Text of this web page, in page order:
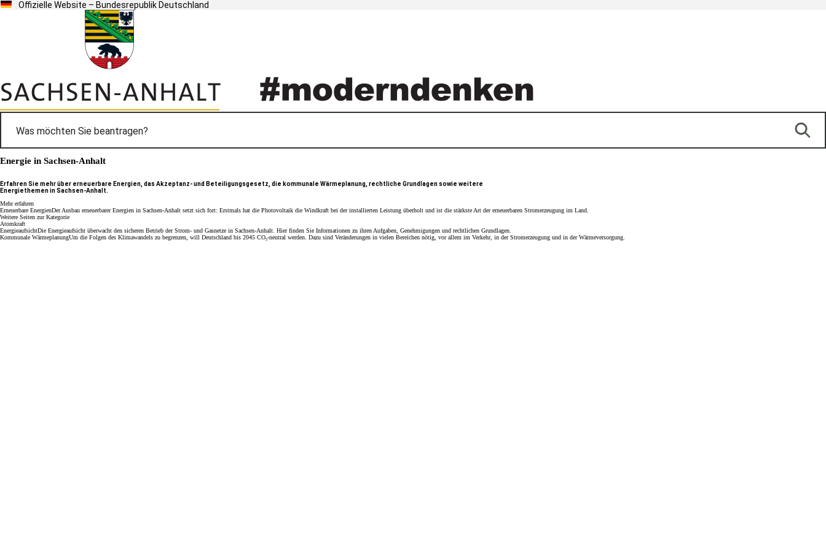
Offizielle Website – Bundesrepublik Deutschland
Energie in Sachsen-Anhalt
Erfahren Sie mehr über erneuerbare Energien, das Akzeptanz- und Beteiligungsgesetz, die kommunale Wärmeplanung, rechtliche Grundlagen sowie weitere
Energiethemen in Sachsen-Anhalt.
Mehr erfahren
Erneuerbare EnergienDer Ausbau erneuerbarer Energien in Sachsen-Anhalt setzt sich fort: Erstmals hat die Photovoltaik die Windkraft bei der installierten Leistung überholt und ist die stärkste Art der erneuerbaren Stromerzeugung im Land.
Weitere Seiten zur Kategorie
Atomkraft
EnergieaufsichtDie Energieaufsicht überwacht den sicheren Betrieb der Strom- und Gasnetze in Sachsen-Anhalt. Hier finden Sie Informationen zu ihren Aufgaben, Genehmigungen und rechtlichen Grundlagen.
Kommunale WärmeplanungUm die Folgen des Klimawandels zu begrenzen, will Deutschland bis 2045 CO₂-neutral werden. Dazu sind Veränderungen in vielen Bereichen nötig, vor allem im Verkehr, in der Stromerzeugung und in der Wärmeversorgung.